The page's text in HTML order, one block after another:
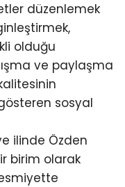
düzenlemek
olduğu
ve paylaşma
sosyal
ilinde Özden
birim olarak